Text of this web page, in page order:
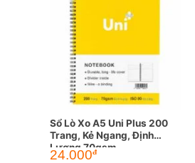
Sổ Lò Xo A5 Uni Plus 200
Trang, Kẻ Ngang, Định
Lượng 70gsm
24.000đ